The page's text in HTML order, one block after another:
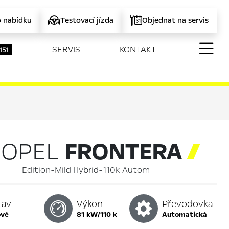
nabídku Testovací jízda Objednat na servis
SERVIS KONTAKT
OPEL FRONTERA
Edition-Mild Hybrid-110k Autom
Výkon
81 kW/110 k
Převodovka
automatická